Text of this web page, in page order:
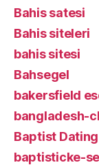
Bahis satesi
Bahis siteleri
bahis sitesi
Bahsegel
bakersfield
bangladesh-
Baptist
baptisticke-